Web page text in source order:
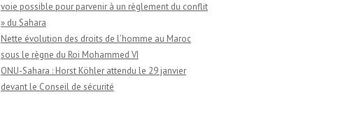
voie possible pour parvenir à un règlement du conflit
» du Sahara
Nette évolution des droits de l’homme au Maroc
sous le règne du Roi Mohammed VI
ONU-Sahara : Horst Köhler attendu le 29 janvier
devant le Conseil de sécurité